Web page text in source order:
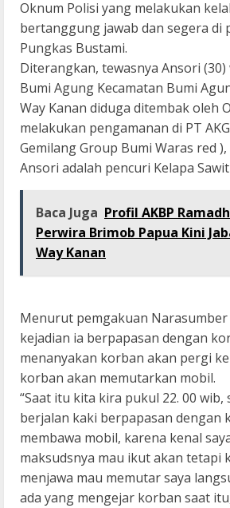
Oknum Polisi yang melakukan
bertanggung jawab dan segera di
Pungkas Bustami.
Diterangkan, tewasnya Ansori
Bumi Agung Kecamatan Bumi
Way Kanan diduga ditembak oleh
melakukan pengamanan di PT
Gemilang Group Bumi Waras red
Ansori adalah pencuri Kelapa
Baca Juga Profil AKBP
Perwira Brimob Papua Kini
Way Kanan
Menurut pemgakuan Narasumber
kejadian ia berpapasan dengan
menanyakan korban akan pergi
korban akan memutarkan mobil.
“Saat itu kita kira pukul 22. 00 wib,
berjalan kaki berpapasan dengan
membawa mobil, karena kenal
maksudsnya mau ikut akan tetapi
menjawa mau memutar saya
ada yang mengejar korban saat